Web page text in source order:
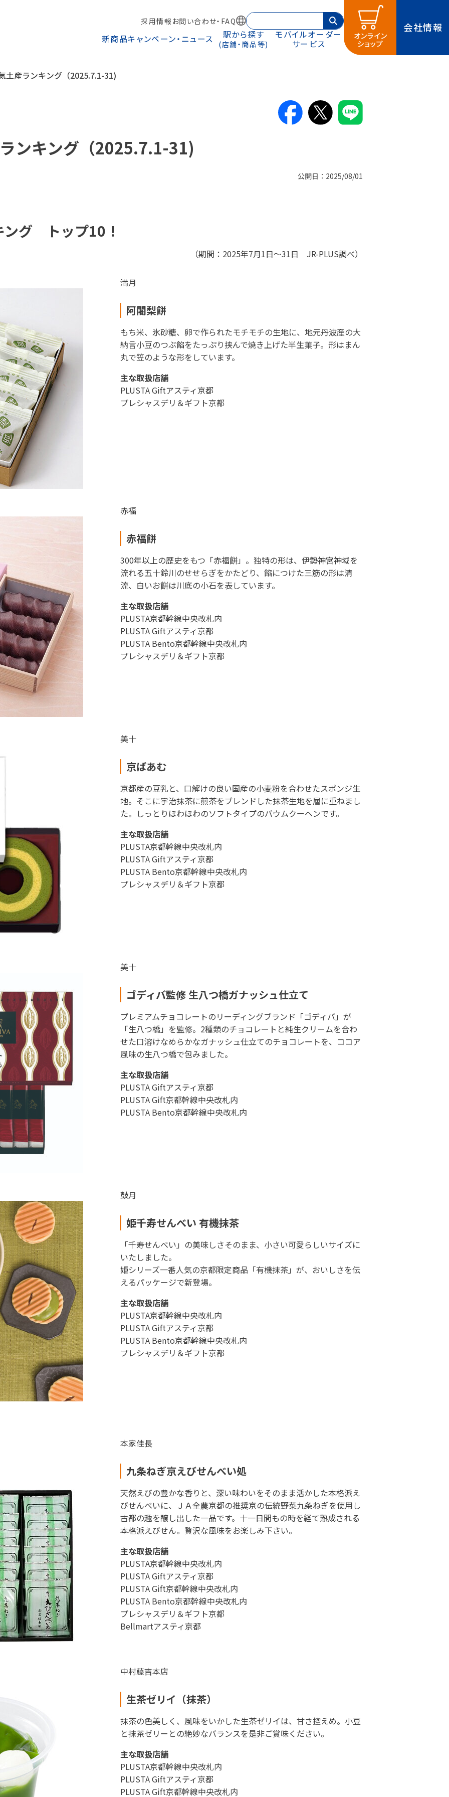
採用情報 お問い合わせ・FAQ
新商品キャンペーン・ニュース 駅から探す
(店舗・商品等)
モバイルオーダー
サービス
オンライン
ショップ
会社情報
駅ナカみやげやこだわりの鉄道グッズ、オンライン限定商品などを取り揃えたサイトです。
特産品や名産品たちを産地からみなさまのもとへお届けするサイトです。
場
産ランキング（2025.7.1-31)
ンキング（2025.7.1-31)
公開日：2025/08/01
ング トップ10！
（期間：2025年7月1日～31日 JR-PLUS調べ）
満月
阿闍梨餅
もち米、氷砂糖、卵で作られたモチモチの生地に、地元丹波産の大
納言小豆のつぶ餡をたっぷり挟んで焼き上げた半生菓子。形はまん
丸で笠のような形をしています。
主な取扱店舗
PLUSTA Giftアスティ京都
プレシャスデリ＆ギフト京都
赤福
赤福餅
300年以上の歴史をもつ「赤福餅」。独特の形は、伊勢神宮神域を
流れる五十鈴川のせせらぎをかたどり、餡につけた三筋の形は清
流、白いお餅は川底の小石を表しています。
主な取扱店舗
PLUSTA京都幹線中央改札内
PLUSTA Giftアスティ京都
PLUSTA Bento京都幹線中央改札内
プレシャスデリ＆ギフト京都
美十
京ばあむ
京都産の豆乳と、口解けの良い国産の小麦粉を合わせたスポンジ生
地。そこに宇治抹茶に煎茶をブレンドした抹茶生地を層に重ねまし
た。しっとりほわほわのソフトタイプのバウムクーヘンです。
主な取扱店舗
PLUSTA京都幹線中央改札内
PLUSTA Giftアスティ京都
PLUSTA Bento京都幹線中央改札内
プレシャスデリ＆ギフト京都
美十
ゴディバ監修 生八つ橋ガナッシュ仕立て
プレミアムチョコレートのリーディングブランド「ゴディバ」が
「生八つ橋」を監修。2種類のチョコレートと純生クリームを合わ
せた口溶けなめらかなガナッシュ仕立てのチョコレートを、ココア
風味の生八つ橋で包みました。
主な取扱店舗
PLUSTA Giftアスティ京都
PLUSTA Gift京都幹線中央改札内
PLUSTA Bento京都幹線中央改札内
鼓月
姫千寿せんべい 有機抹茶
「千寿せんべい」の美味しさそのまま、小さい可愛らしいサイズに
いたしました。
姫シリーズ一番人気の京都限定商品「有機抹茶」が、おいしさを伝
えるパッケージで新登場。
主な取扱店舗
PLUSTA京都幹線中央改札内
PLUSTA Giftアスティ京都
PLUSTA Bento京都幹線中央改札内
プレシャスデリ＆ギフト京都
本家佳長
九条ねぎ京えびせんべい処
天然えびの豊かな香りと、深い味わいをそのまま活かした本格派え
びせんべいに、ＪＡ全農京都の推奨京の伝統野菜九条ねぎを使用し
古都の趣を醸し出した一品です。十一日間もの時を経て熟成される
本格派えびせん。贅沢な風味をお楽しみ下さい。
主な取扱店舗
PLUSTA京都幹線中央改札内
PLUSTA Giftアスティ京都
PLUSTA Gift京都幹線中央改札内
PLUSTA Bento京都幹線中央改札内
プレシャスデリ＆ギフト京都
Bellmartアスティ京都
中村藤吉本店
生茶ゼリイ（抹茶）
抹茶の色美しく、風味をいかした生茶ゼリイは、甘さ控えめ。小豆
と抹茶ゼリーとの絶妙なバランスを是非ご賞味ください。
主な取扱店舗
PLUSTA京都幹線中央改札内
PLUSTA Giftアスティ京都
PLUSTA Gift京都幹線中央改札内